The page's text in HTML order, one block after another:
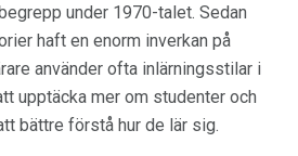
under 1970-talet. Sedan
haft en enorm inverkan på
använder ofta inlärningsstilar i
upptäcka mer om studenter och
bättre förstå hur de lär sig.